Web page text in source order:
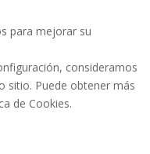
para mejorar su
consideramos
sitio. Puede obtener más
de Cookies.